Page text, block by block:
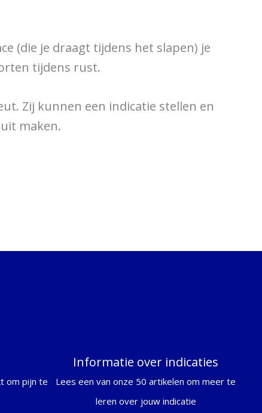
(die je draagt tijdens het slapen) je
tijdens rust.
Zij kunnen een indicatie stellen en
maken.
om pijn te
Informatie over indicaties
Lees een van onze 50 artikelen om meer te
leren over jouw indicatie